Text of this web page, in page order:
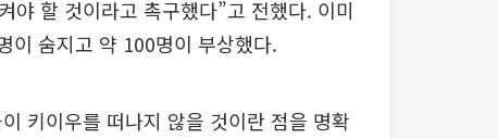
야 할 것이라고 촉구했다”고 전했다. 이미
이 숨지고 약 100명이 부상했다.
키이우를 떠나지 않을 것이란 점을 명확